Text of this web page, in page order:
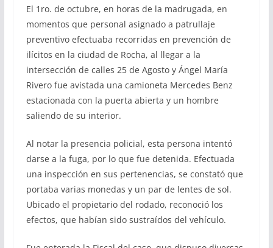
El 1ro. de octubre, en horas de la madrugada, en
momentos que personal asignado a patrullaje
preventivo efectuaba recorridas en prevención de
ilícitos en la ciudad de Rocha, al llegar a la
intersección de calles 25 de Agosto y Ángel María
Rivero fue avistada una camioneta Mercedes Benz
estacionada con la puerta abierta y un hombre
saliendo de su interior.
Al notar la presencia policial, esta persona intentó
darse a la fuga, por lo que fue detenida. Efectuada
una inspección en sus pertenencias, se constató que
portaba varias monedas y un par de lentes de sol.
Ubicado el propietario del rodado, reconoció los
efectos, que habían sido sustraídos del vehículo.